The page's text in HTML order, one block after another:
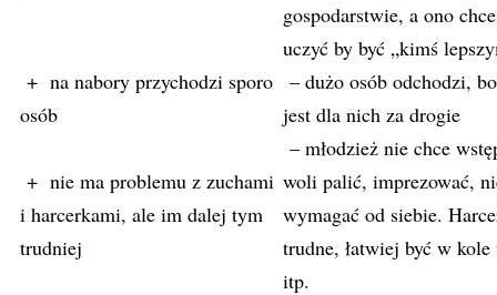
gospodarstwie, a ono
uczyć by być „kimś
+ na nabory przychodzi sporo
osób
– dużo osób odchodzi,
jest dla nich za drogie
+ nie ma problemu z zuchami
i harcerkami, ale im dalej tym
trudniej
– młodzież nie chce
woli palić, imprezować,
wymagać od siebie.
trudne, łatwiej być w
itp.